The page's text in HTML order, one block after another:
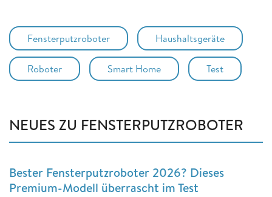
Fensterputzroboter Haushaltsgeräte
Roboter Smart Home Test
NEUES ZU FENSTERPUTZROBOTER
Bester Fensterputzroboter 2026? Dieses
Premium-Modell überrascht im Test